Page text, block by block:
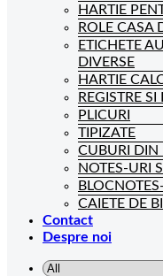
HARTIE
ROLE CASA
ETICHETE
DIVERSE
HARTIE
REGISTRE
PLICURI
TIPIZATE
CUBURI DIN
NOTES-URI
CAIETE DE
Contact
Despre noi